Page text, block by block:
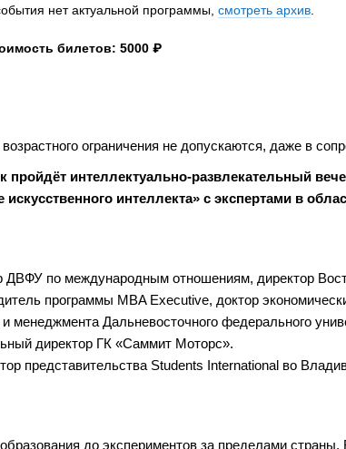
нет актуальной программы, смотреть архив
билетов: 5000 ₽
ограничения не допускаются, даже в
пройдёт интеллектуально-развлекательный
интеллекта» с экспертами в
ДВФУ по международным отношениям, директор
программы MBA Executive, доктор
менеджмента Дальневосточного федерального
директор ГК «Саммит Моторс».
представительства Students International во
до экспериментов за пределами